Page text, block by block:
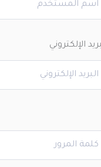
الإلكتروني